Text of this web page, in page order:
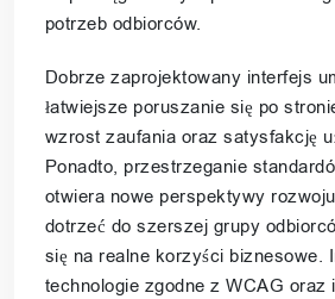
potrzeb odbiorców.
Dobrze zaprojektowany interfejs
łatwiejsze poruszanie się po
wzrost zaufania oraz satysfakcję
Ponadto, przestrzeganie
otwiera nowe perspektywy
dotrzeć do szerszej grupy
się na realne korzyści biznesowe.
technologie zgodne z WCAG oraz